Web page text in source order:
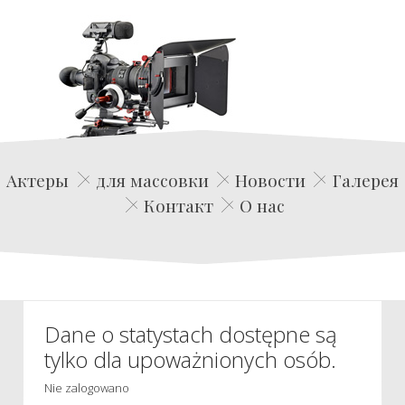
Edwin Film Agencja Aktorska
Актеры для массовки Новости
Галерея
Контакт
О нас
Dane o statystach dostępne są
tylko dla upoważnionych osób.
Nie zalogowano